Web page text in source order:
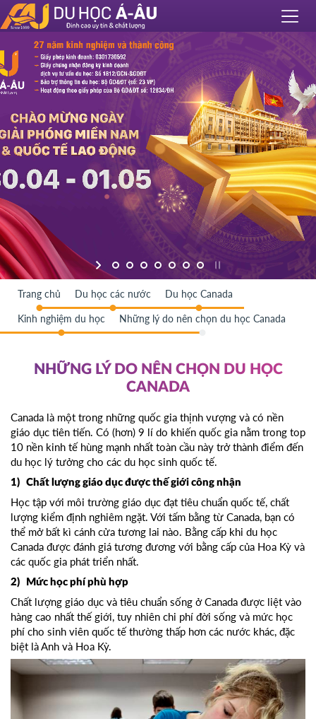
Trang chủ Du học các nước Du học Canada
Kinh nghiệm du học Những lý do nên chọn du học Canada
NHỮNG LÝ DO NÊN CHỌN DU HỌC
CANADA
Canada là một trong những quốc gia thịnh vượng và có nền
giáo dục tiên tiến. Có (hơn) 9 lí do khiến quốc gia nằm trong top
10 nền kinh tế hùng mạnh nhất toàn cầu này trở thành điểm đến
du học lý tưởng cho các du học sinh quốc tế.
1) Chất lượng giáo dục được thế giới công nhận
Học tập với môi trường giáo dục đạt tiêu chuẩn quốc tế, chất
lượng kiểm định nghiêm ngặt. Với tấm bằng từ Canada, bạn có
thể mở bất kì cánh cửa tương lai nào. Bằng cấp khi du học
Canada được đánh giá tương đương với bằng cấp của Hoa Kỳ và
các quốc gia phát triển nhất.
2) Mức học phí phù hợp
Chất lượng giáo dục và tiêu chuẩn sống ở Canada được liệt vào
hàng cao nhất thế giới, tuy nhiên chi phí đời sống và mức học
phí cho sinh viên quốc tế thường thấp hơn các nước khác, đặc
biệt là Anh và Hoa Kỳ.